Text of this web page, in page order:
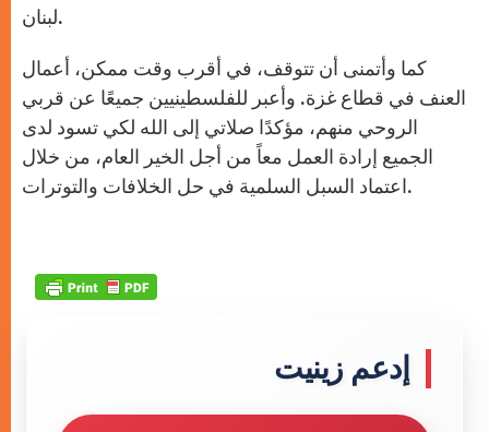
لبنان.
كما وأتمنى أن تتوقف، في أقرب وقت ممكن، أعمال
العنف في قطاع غزة. وأعبر للفلسطينيين جميعًا عن قربي
الروحي منهم، مؤكدًا صلاتي إلى الله لكي تسود لدى
الجميع إرادة العمل معاً من أجل الخير العام، من خلال
اعتماد السبل السلمية في حل الخلافات والتوترات.
إدعم زينيت